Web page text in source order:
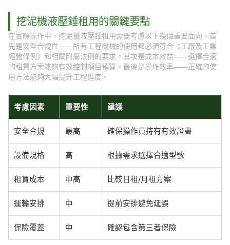
挖泥機液壓錘租用的關鍵要點
在實際操作中，挖泥機液壓錘租用需要考慮以下幾個重要面向。首
先是安全合規性——所有工程機械的使用都必須符合《工廠及工業
經營條例》和相關附屬法例的要求。其次是成本效益——選擇合適
的租賃方案能夠有效控制項目預算。最後是操作效率——正確的使
用方法能夠大幅提升工程進度。
考慮因素 重要性 建議
安全合規 最高 確保操作員持有有效證書
設備規格 高 根據需求選擇合適型號
租賃成本 中高 比較日租/月租方案
運輸安排 中 提前安排避免延誤
保險覆蓋 中 確認包含第三者保險